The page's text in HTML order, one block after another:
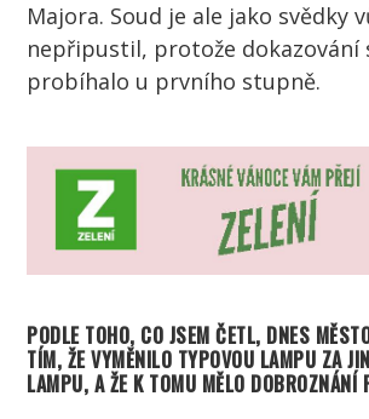
Majora. Soud je ale jako svědky
nepřipustil, protože dokazování
probíhalo u prvního stupně.
PODLE TOHO, CO JSEM ČETL, DNES
TÍM, ŽE VYMĚNILO TYPOVOU LAMPU ZA
LAMPU, A ŽE K TOMU MĚLO DOBROZNÁNÍ